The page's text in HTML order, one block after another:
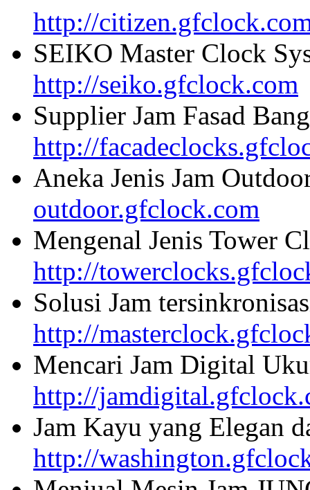
http://
SEIKO Master Clock
http://seiko.gfclock.com
Supplier Jam Fasad
http://
Aneka Jenis Jam
outdoor.gfclock.com
Mengenal Jenis Tower
http://
Solusi Jam
http://
Mencari Jam Digital
http://
Jam Kayu yang Elegan
http://